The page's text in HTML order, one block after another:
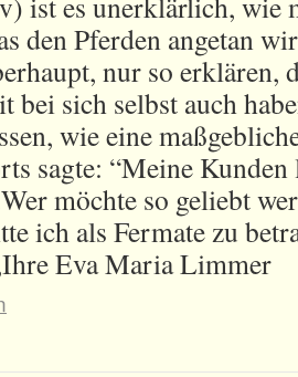
den Pferden angetan
nur so erklären,
bei sich selbst auch
wie eine
sagte: “Meine Kunden
möchte so geliebt
ich als Fermate zu
Eva Maria Limmer